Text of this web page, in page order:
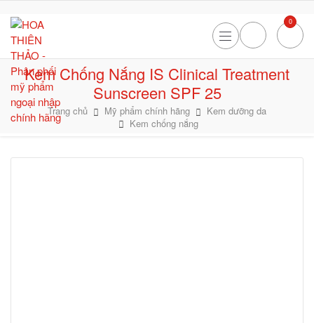
0
Kem Chống Nắng IS Clinical Treatment
Sunscreen SPF 25
Trang chủ Mỹ phẩm chính hãng
Kem dưỡng da
Kem chống nắng